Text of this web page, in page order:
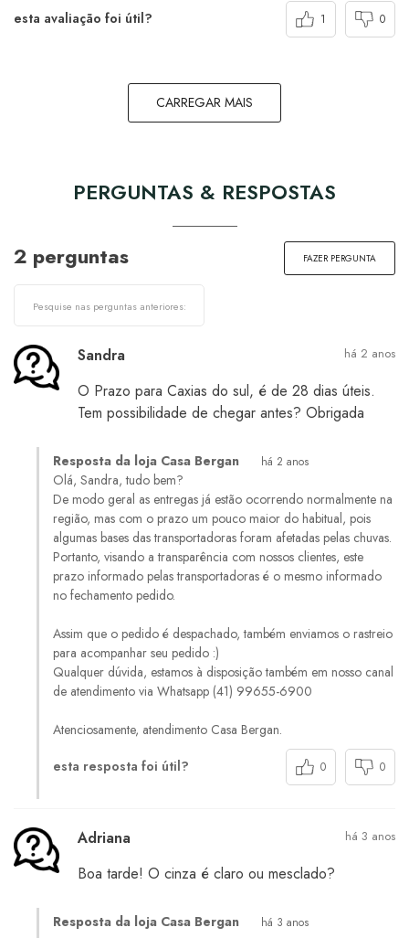
esta avaliação foi útil? 1 0
CARREGAR MAIS
PERGUNTAS & RESPOSTAS
2 perguntas FAZER PERGUNTA
Sandra há 2 anos
O Prazo para Caxias do sul, é de 28 dias úteis.
Tem possibilidade de chegar antes? Obrigada
Resposta da loja Casa Bergan há 2 anos
Olá, Sandra, tudo bem?
De modo geral as entregas já estão ocorrendo normalmente na
região, mas com o prazo um pouco maior do habitual, pois
algumas bases das transportadoras foram afetadas pelas chuvas.
Portanto, visando a transparência com nossos clientes, este
prazo informado pelas transportadoras é o mesmo informado
no fechamento pedido.
Assim que o pedido é despachado, também enviamos o rastreio
para acompanhar seu pedido :)
Qualquer dúvida, estamos à disposição também em nosso canal
de atendimento via Whatsapp (41) 99655-6900
Atenciosamente, atendimento Casa Bergan.
esta resposta foi útil? 0 0
Adriana há 3 anos
Boa tarde! O cinza é claro ou mesclado?
Resposta da loja Casa Bergan há 3 anos